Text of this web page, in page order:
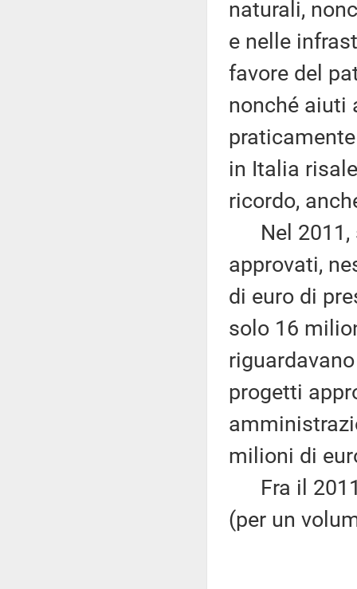
naturali,
e nelle
favore del
nonché aiuti
in Italia
ricordo,
Nel 2011,
approvati,
di euro di
solo 16
progetti
milioni di
Fra il 2011
(per un